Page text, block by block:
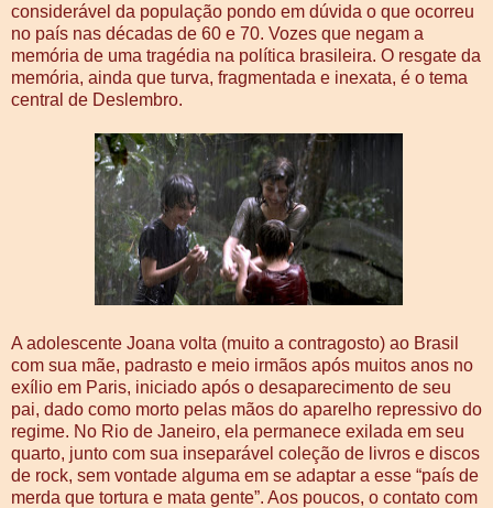
considerável da população pondo em dúvida o que ocorreu
no país nas décadas de 60 e 70. Vozes que negam a
memória de uma tragédia na política brasileira. O resgate da
memória, ainda que turva, fragmentada e inexata, é o tema
central de Deslembro.
A adolescente Joana volta (muito a contragosto) ao Brasil
com sua mãe, padrasto e meio irmãos após muitos anos no
exílio em Paris, iniciado após o desaparecimento de seu
pai, dado como morto pelas mãos do aparelho repressivo do
regime. No Rio de Janeiro, ela permanece exilada em seu
quarto, junto com sua inseparável coleção de livros e discos
de rock, sem vontade alguma em se adaptar a esse “país de
merda que tortura e mata gente”. Aos poucos, o contato com